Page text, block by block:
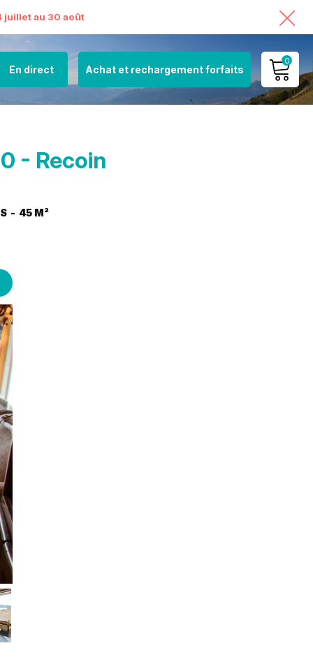
juillet au 30 août
En direct Achat et rechargement forfaits
0
MON COMPTE
- Recoin
45 M²